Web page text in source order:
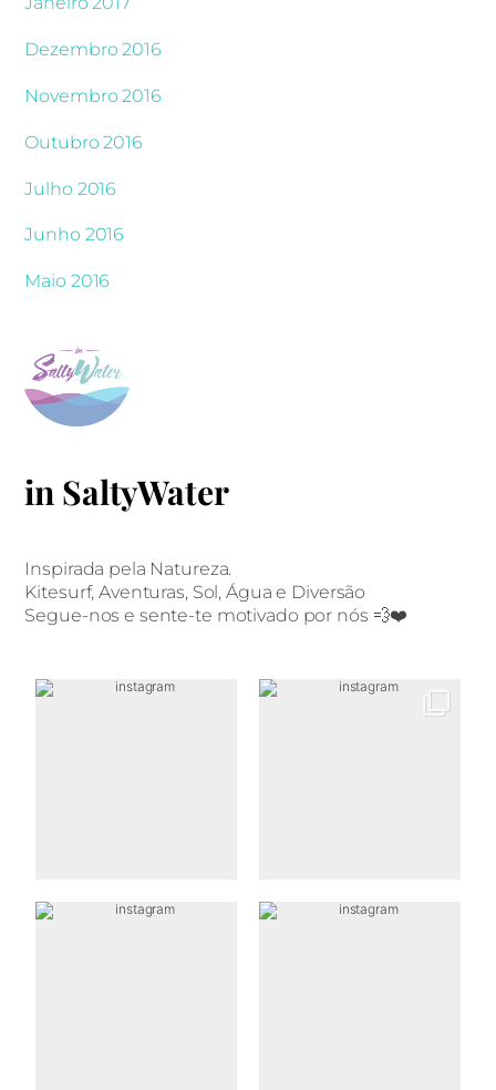
Dezembro 2016
Novembro 2016
Outubro 2016
Julho 2016
Junho 2016
Maio 2016
in SaltyWater
Inspirada pela Natureza.
Kitesurf, Aventuras, Sol, Água e Diversão
Segue-nos e sente-te motivado por nós 💨❤️